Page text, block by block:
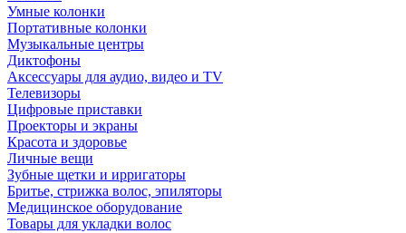
Умные колонки
Портативные колонки
Музыкальные центры
Диктофоны
Аксессуары для аудио, видео и TV
Телевизоры
Цифровые приставки
Проекторы и экраны
Красота и здоровье
Личные вещи
Зубные щетки и ирригаторы
Бритье, стрижка волос, эпиляторы
Медицинское оборудование
Товары для укладки волос